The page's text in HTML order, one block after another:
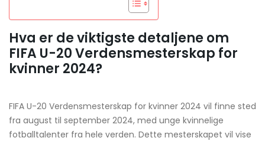
Hva er de viktigste detaljene om
FIFA U-20 Verdensmesterskap for
kvinner 2024?
FIFA U-20 Verdensmesterskap for kvinner 2024 vil finne sted
fra august til september 2024, med unge kvinnelige
fotballtalenter fra hele verden. Dette mesterskapet vil vise